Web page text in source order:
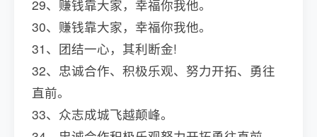
29、赚钱靠大家，幸福你我他。
30、赚钱靠大家，幸福你我他。
31、团结一心，其利断金!
32、忠诚合作、积极乐观、努力开拓、勇往
直前。
33、众志成城飞越颠峰。